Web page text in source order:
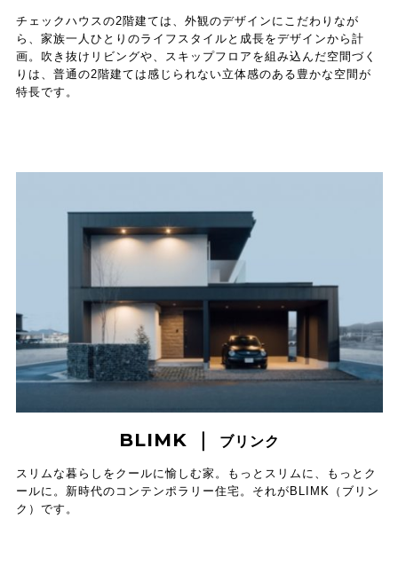
チェックハウスの2階建ては、外観のデザインにこだわりなが
ら、家族一人ひとりのライフスタイルと成長をデザインから計
画。吹き抜けリビングや、スキップフロアを組み込んだ空間づく
りは、普通の2階建ては感じられない立体感のある豊かな空間が
特長です。
BLIMK ｜ ブリンク
スリムな暮らしをクールに愉しむ家。もっとスリムに、もっとク
ールに。新時代のコンテンポラリー住宅。それがBLIMK（ブリン
ク）です。